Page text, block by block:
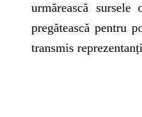
urmărească
pregătească pentru
transmis